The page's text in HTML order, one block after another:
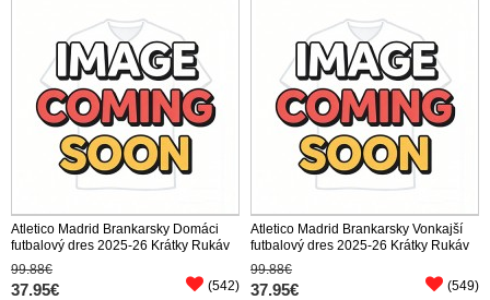
Atletico Madrid Brankarsky Domáci
futbalový dres 2025-26 Krátky Rukáv
99.88€
37.95€ (542)
Atletico Madrid Brankarsky Vonkajší
futbalový dres 2025-26 Krátky Rukáv
99.88€
37.95€ (549)